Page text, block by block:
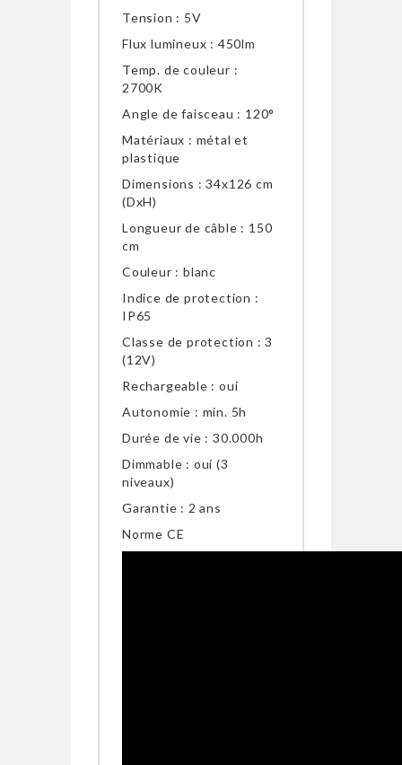
Tension : 5V
Flux lumineux : 450lm
Temp. de couleur :
2700K
Angle de faisceau : 120°
Matériaux : métal et
plastique
Dimensions : 34x126 cm
(DxH)
Longueur de câble : 150
cm
Couleur : blanc
Indice de protection :
IP65
Classe de protection : 3
(12V)
Rechargeable : oui
Autonomie : min. 5h
Durée de vie : 30.000h
Dimmable : oui (3
niveaux)
Garantie : 2 ans
Norme CE